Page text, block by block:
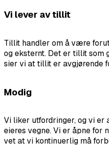
Vi lever av tillit
Tillit handler om å være
og eksternt. Det er tillit som
sier vi at tillit er avgjørende
Modig
Vi liker utfordringer, og vi er
eieres vegne. Vi er åpne for
vet at vi kontinuerlig må